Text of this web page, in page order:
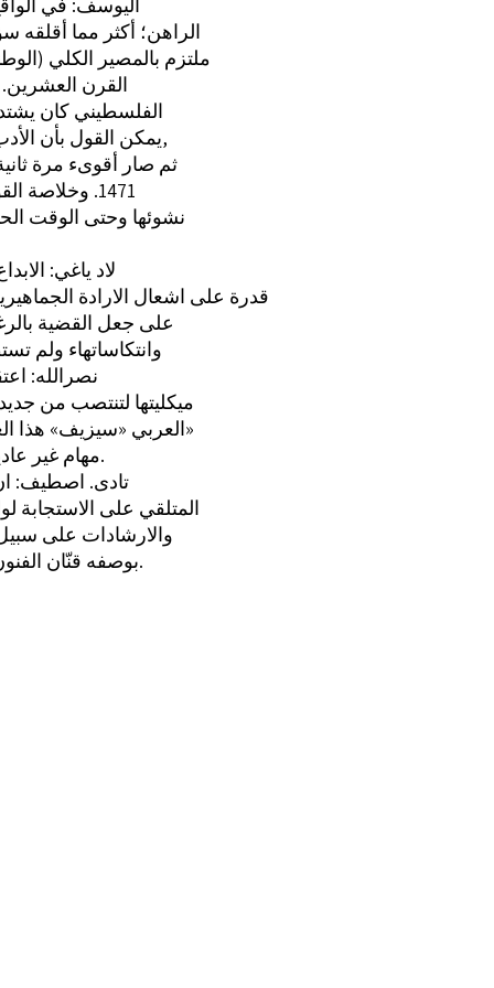
الراهن؛ أكثر مما أقلقه
ملتزم بالمصير الكلي
القرن
الفلسطيني كان
يمكن القول بأن الأدب الفلسطيتي صار أقوى بعد ثورة العام 1957 مما كان عليه قبل تلك الثورة,
ثم صار أقوىء مرة
( يونيى) 1471. وخلاصة القولء ان الأدب الفلسطيني واكب الحركة الوطنية الفاسطينية؛ منذ
نشوئها وحتى الوقت
لاد ياغي:
قدرة على اشعال الارادة
على جعل القضية
وانتكاساتهاء ولم
0 نصرالله:
ميكليتها لتنتصب من
العربي «سيزيف» هذا العصرء بكل أبعاد هذه الكلمة وأعتقد أن المرحلة المقبلة تحتم عليناء ككتاب»
مهام غير عادية. حيث اختلاط الجهات وتراجع الأهداف الكبرى ‏ كلها تربض لنا في الدرب.
تادى. اصطيف: ان
المتلقي على الاستجابة
والارشادات على
بوصفه قنّان الفنون الجميلة التي تعمق القيم الانسانية التي لا يكون الانسان انساناً حقاً ال بها.